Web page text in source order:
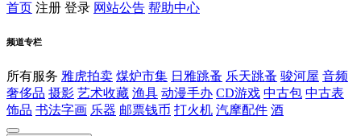
首页 注册 登录 网站公告 帮助中心
频道专栏
所有服务 雅虎拍卖 煤炉市集 日雅跳蚤 乐天跳蚤 骏河屋 音频
奢侈品 摄影 艺术收藏 渔具 动漫手办 CD游戏 中古包 中古表
饰品 书法字画 乐器 邮票钱币 打火机 汽摩配件 酒